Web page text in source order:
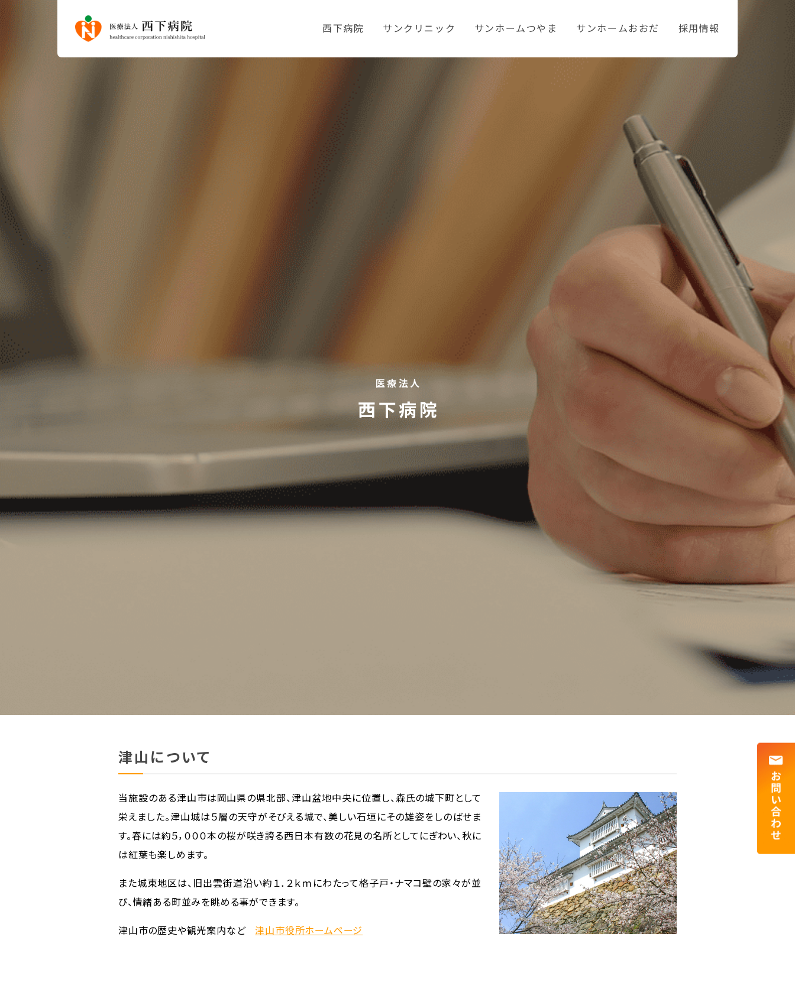
西下病院 サンクリニック サンホームつやま サンホームおおだ 採用情報
医療法人
西下病院
津山について
当施設のある津山市は岡山県の県北部、津山盆地中央に位置し、森氏の城下町として
栄えました。津山城は５層の天守がそびえる城で、美しい石垣にその雄姿をしのばせま
す。春には約５，０００本の桜が咲き誇る西日本有数の花見の名所としてにぎわい、秋に
は紅葉も楽しめます。
また城東地区は、旧出雲街道沿い約１．２ｋｍにわたって格子戸・ナマコ壁の家々が並
び、情緒ある町並みを眺める事ができます。
津山市の歴史や観光案内など 津山市役所ホームページ